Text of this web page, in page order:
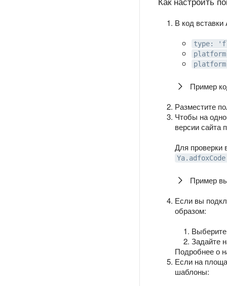
В код
type:
Пример
Разместите
Чтобы на
версии сайта
Для проверки
Пример
Если вы
образом:
Задайте
Подробнее о
Если на
шаблоны: